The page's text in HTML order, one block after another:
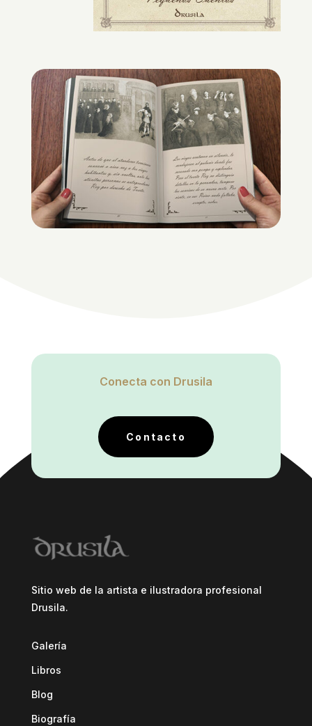
Conecta con Drusila
Contacto
Sitio web de la artista e ilustradora profesional
Drusila.
Galería
Libros
Blog
Biografía